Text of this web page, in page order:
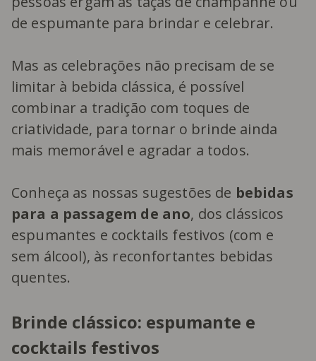
de espumante para brindar e celebrar.
Mas as celebrações não precisam de se
limitar à bebida clássica, é possível
combinar a tradição com toques de
criatividade, para tornar o brinde ainda
mais memorável e agradar a todos.
Conheça as nossas sugestões de bebidas
para a passagem de ano, dos clássicos
espumantes e cocktails festivos (com e
sem álcool), às reconfortantes bebidas
quentes.
Brinde clássico: espumante e
cocktails festivos